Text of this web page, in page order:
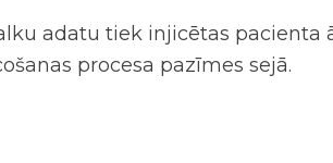
adatu tiek injicētas pacienta
procesa pazīmes sejā.